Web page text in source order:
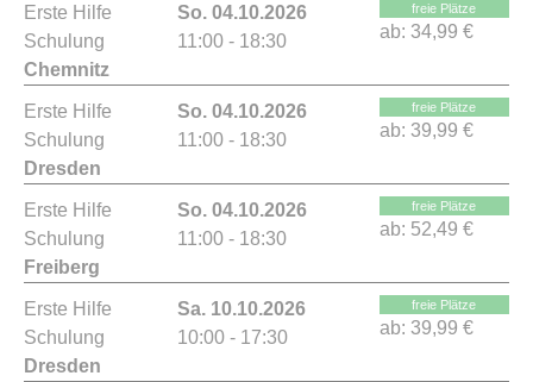
Erste Hilfe
Schulung
Chemnitz
So. 04.10.2026
11:00 - 18:30
freie Plätze
ab: 34,99 €
Erste Hilfe
Schulung
Dresden
So. 04.10.2026
11:00 - 18:30
freie Plätze
ab: 39,99 €
Erste Hilfe
Schulung
Freiberg
So. 04.10.2026
11:00 - 18:30
freie Plätze
ab: 52,49 €
Erste Hilfe
Schulung
Dresden
Sa. 10.10.2026
10:00 - 17:30
freie Plätze
ab: 39,99 €